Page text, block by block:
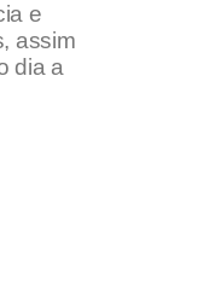
e
assim
dia a